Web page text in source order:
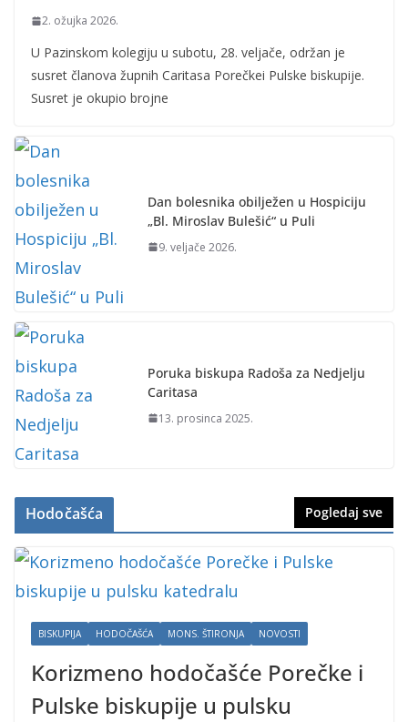
2. ožujka 2026.
U Pazinskom kolegiju u subotu, 28. veljače, održan je
susret članova župnih Caritasa Porečkei Pulske biskupije.
Susret je okupio brojne
Dan bolesnika obilježen u Hospiciju
„Bl. Miroslav Bulešić“ u Puli
9. veljače 2026.
Poruka biskupa Radoša za Nedjelju
Caritasa
13. prosinca 2025.
Hodočašća Pogledaj sve
BISKUPIJA HODOČAŠĆA MONS. ŠTIRONJA NOVOSTI
Korizmeno hodočašće Porečke i
Pulske biskupije u pulsku